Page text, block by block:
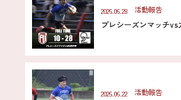
2026.06.28 活動報告
プレシーズンマッチvs
2026.06.22 活動報告